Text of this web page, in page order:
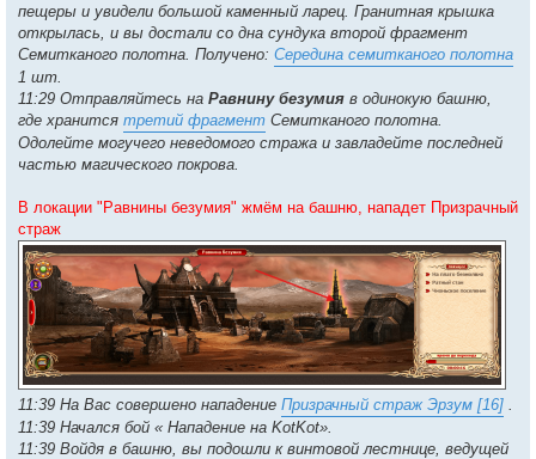
пещеры и увидели большой каменный ларец. Гранитная крышка
открылась, и вы достали со дна сундука второй фрагмент
Семитканого полотна. Получено: Середина семитканого полотна
1 шт.
11:29 Отправляйтесь на Равнину безумия в одинокую башню,
где хранится третий фрагмент Семитканого полотна.
Одолейте могучего неведомого стража и завладейте последней
частью магического покрова.
В локации "Равнины безумия" жмём на башню, нападет Призрачный
страж
11:39 На Вас совершено нападение Призрачный страж Эрзум [16]
11:39 Начался бой « Нападение на KotKot».
11:39 Войдя в башню, вы подошли к винтовой лестнице, ведущей